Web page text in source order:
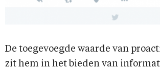
De toegevoegde waarde van
zit hem in het bieden van